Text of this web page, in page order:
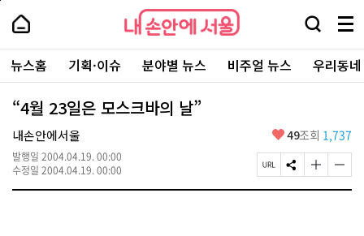
본
로
가
내
손
안
에
서
울
-
서
울
시
대
표
소
내
손
에
울
검
창
열
기
메
뉴
전
체
보
주
요
서
뉴스홈 기획·이슈 분야별 뉴스 비주얼 뉴스 우리동
“4월 23일은 모스크바의 날”
내손안에서울
발행일 2004.04.19. 00:00
수정일 2004.04.19. 00:00
좋
요
49조회 1,737
페
이
S
N
글
자
글
자
페
상
단
로